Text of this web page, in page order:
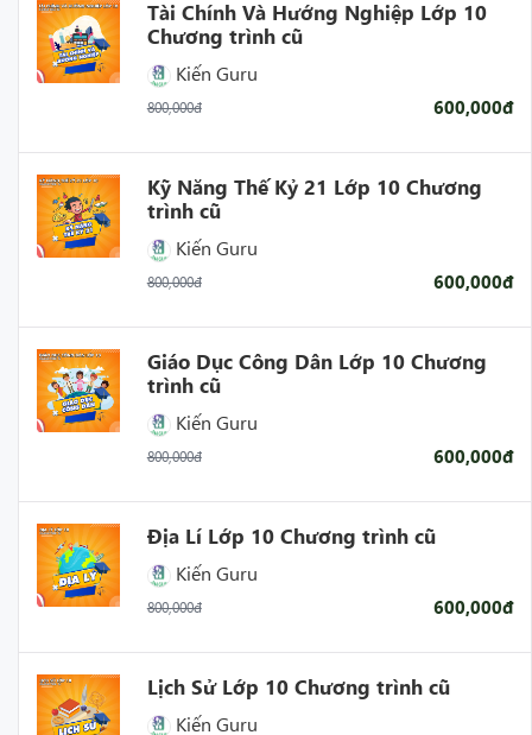
Tài Chính Và Hướng Nghiệp Lớp 10
Chương trình cũ
Kiến Guru
800,000đ 600,000đ
Kỹ Năng Thế Kỷ 21 Lớp 10 Chương
trình cũ
Kiến Guru
800,000đ 600,000đ
Giáo Dục Công Dân Lớp 10 Chương
trình cũ
Kiến Guru
800,000đ 600,000đ
Địa Lí Lớp 10 Chương trình cũ
Kiến Guru
800,000đ 600,000đ
Lịch Sử Lớp 10 Chương trình cũ
Kiến Guru